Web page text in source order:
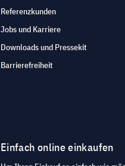
Referenzkunden
Jobs und Karriere
Downloads und Pressekit
Barrierefreiheit
Einfach online einkaufen